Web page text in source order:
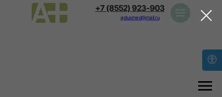
+7 (8552) 923-903
aplusmed@mail.ru